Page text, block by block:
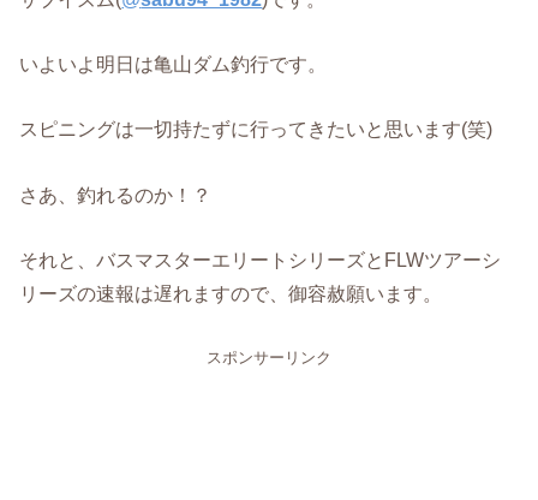
いよいよ明日は亀山ダム釣行です。
スピニングは一切持たずに行ってきたいと思います(笑)
さあ、釣れるのか！？
それと、バスマスターエリートシリーズとFLWツアーシ
リーズの速報は遅れますので、御容赦願います。
スポンサーリンク